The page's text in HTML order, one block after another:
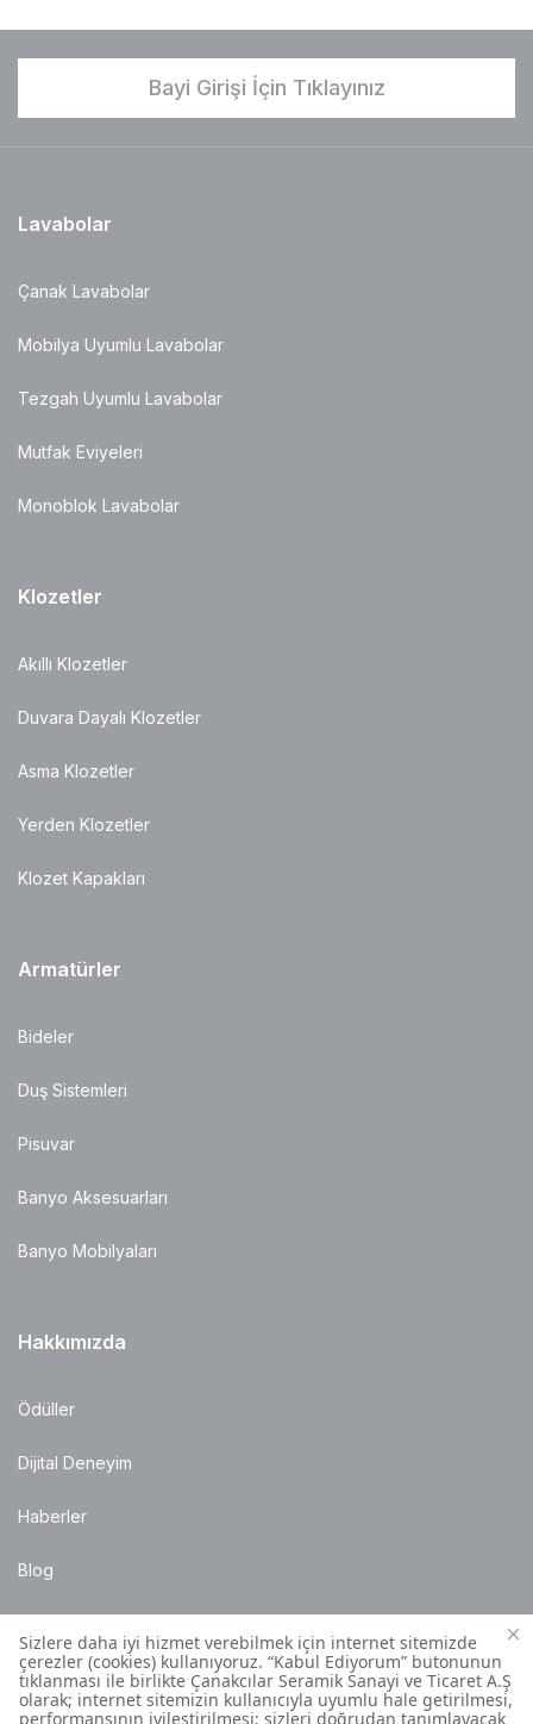
Bayi Girişi İçin Tıklayınız
Lavabolar
Çanak Lavabolar
Mobilya Uyumlu Lavabolar
Tezgah Uyumlu Lavabolar
Mutfak Eviyeleri
Monoblok Lavabolar
Klozetler
Akıllı Klozetler
Duvara Dayalı Klozetler
Asma Klozetler
Yerden Klozetler
Klozet Kapakları
Armatürler
Bideler
Duş Sistemleri
Pisuvar
Banyo Aksesuarları
Banyo Mobilyaları
Hakkımızda
Ödüller
Dijital Deneyim
Haberler
Blog
Satış Noktaları